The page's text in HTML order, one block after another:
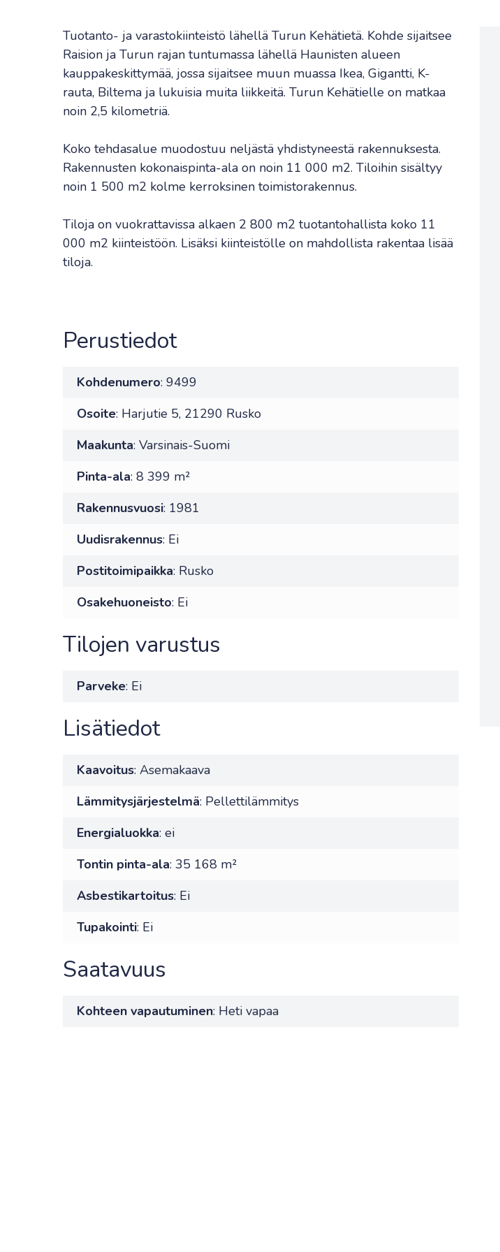
Tuotanto- ja varastokiinteistö lähellä Turun Kehätietä. Kohde sijaitsee
Raision ja Turun rajan tuntumassa lähellä Haunisten alueen
kauppakeskittymää, jossa sijaitsee muun muassa Ikea, Gigantti, K-
rauta, Biltema ja lukuisia muita liikkeitä. Turun Kehätielle on matkaa
noin 2,5 kilometriä.
Koko tehdasalue muodostuu neljästä yhdistyneestä rakennuksesta.
Rakennusten kokonaispinta-ala on noin 11 000 m2. Tiloihin sisältyy
noin 1 500 m2 kolme kerroksinen toimistorakennus.
Tiloja on vuokrattavissa alkaen 2 800 m2 tuotantohallista koko 11
000 m2 kiinteistöön. Lisäksi kiinteistölle on mahdollista rakentaa lisää
tiloja.
Perustiedot
Kohdenumero: 9499
Osoite: Harjutie 5, 21290 Rusko
Maakunta: Varsinais-Suomi
Pinta-ala: 8 399 m²
Rakennusvuosi: 1981
Uudisrakennus: Ei
Postitoimipaikka: Rusko
Osakehuoneisto: Ei
Tilojen varustus
Parveke: Ei
Lisätiedot
Kaavoitus: Asemakaava
Lämmitysjärjestelmä: Pellettilämmitys
Energialuokka: ei
Tontin pinta-ala: 35 168 m²
Asbestikartoitus: Ei
Tupakointi: Ei
Saatavuus
Kohteen vapautuminen: Heti vapaa